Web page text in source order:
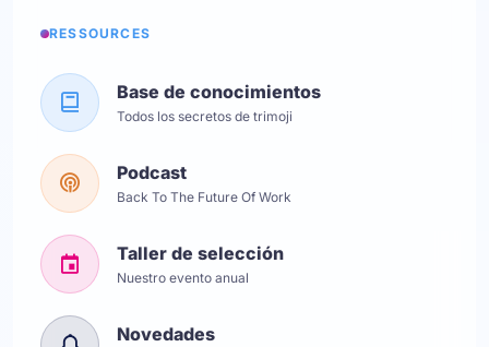
RESSOURCES
Base de conocimientos
Todos los secretos de trimoji
Podcast
Back To The Future Of Work
Taller de selección
Nuestro evento anual
Novedades